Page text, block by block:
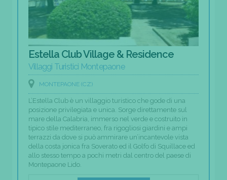
Estella Club Village & Residence
Villaggi Turistici Montepaone
MONTEPAONE (CZ)
L’Estella Club è un villaggio turistico che gode di una
posizione privilegiata e unica. Sorge direttamente sul
mare della Calabria, immerso nel verde e costruito in
tipico stile mediterraneo, fra rigogliosi giardini e ampi
terrazzi da dove si può ammirare un’incantevole vista
della costa jonica fra Soverato ed il Golfo di Squillace ed
allo stesso tempo a pochi metri dal centro del paese di
Montepaone Lido.